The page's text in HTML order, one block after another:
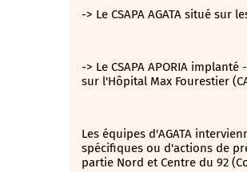
-> Le CSAPA AGATA situé
-> Le CSAPA APORIA
sur l'Hôpital Max Fourestier
Les équipes d'AGATA
spécifiques ou d'actions de
partie Nord et Centre du 92